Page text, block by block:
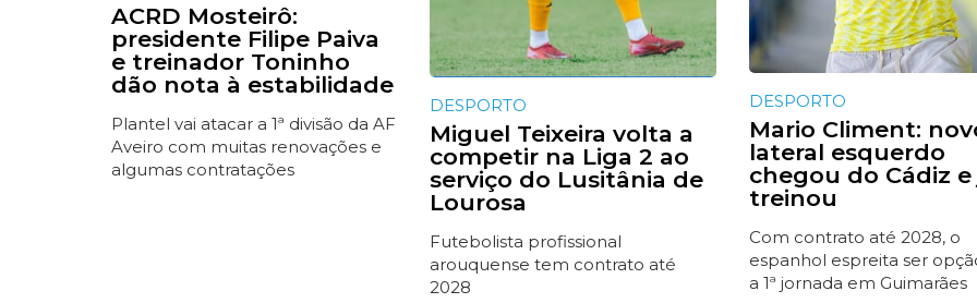
ACRD Mosteirô:
presidente Filipe Paiva
e treinador Toninho
dão nota à estabilidade
Plantel vai atacar a 1ª divisão da AF
Aveiro com muitas renovações e
algumas contratações
DESPORTO
Miguel Teixeira volta a
competir na Liga 2 ao
serviço do Lusitânia de
Lourosa
Futebolista profissional
arouquense tem contrato até
2028
DESPORTO
Mario Climent:
lateral esquerdo
chegou do Cádiz e
treinou
Com contrato até 2028, o
espanhol espreita ser
a 1ª jornada em Guimarães